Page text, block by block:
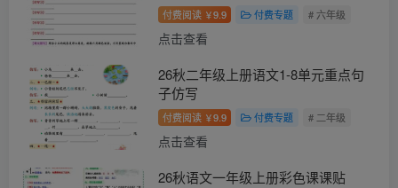
付费阅读 ￥9.9 付费专题 # 六年级
点击查看
26秋二年级上册语文1-8单元重点句
子仿写
付费阅读 ￥9.9 付费专题 # 二年级
点击查看
26秋语文一年级上册彩色课课贴